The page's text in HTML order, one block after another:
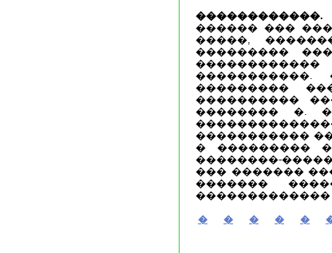
������������.
������ ���
�����,
���������
���������
����������
�������� �.
�����������
� ���������
��������-
��� �������
�������
�������������
� � � � �